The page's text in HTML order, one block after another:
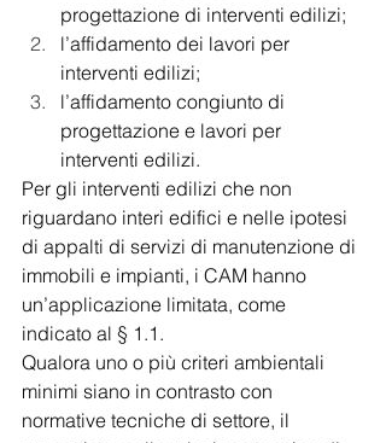
progettazione di interventi edilizi;
l’affidamento dei lavori per
interventi edilizi;
l’affidamento congiunto di
progettazione e lavori per
interventi edilizi.
Per gli interventi edilizi che non
riguardano interi edifici e nelle ipotesi
di appalti di servizi di manutenzione di
immobili e impianti, i CAM hanno
un’applicazione limitata, come
indicato al § 1.1.
Qualora uno o più criteri ambientali
minimi siano in contrasto con
normative tecniche di settore, il